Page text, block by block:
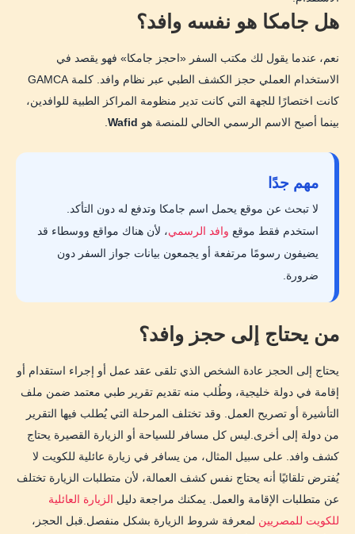
هل جامكا هو نفسه وافد؟
نعم، عندما يقول لك مكتب السفر «احجز جامكا» فهو يقصد في
الاستخدام العملي حجز الكشف الطبي عبر نظام وافد. كلمة GAMCA
كانت اختصارًا للجهة التي كانت تدير منظومة المراكز الطبية للوافدين،
بينما أصبح الاسم الرسمي الحالي للمنصة هو Wafid
مهم جدًا
لا تبحث عن موقع يحمل اسم جامكا وتدفع له دون التأكد.
استخدم فقط موقع وافد الرسمي، لأن هناك مواقع ووسطاء قد
يضيفون رسومًا مرتفعة أو يجمعون بيانات جواز السفر دون
ضرورة.
من يحتاج إلى حجز وافد؟
يحتاج إلى الحجز عادة الشخص الذي تلقى عقد عمل أو إجراء استقدام أو
إقامة في دولة خليجية، وطُلب منه تقديم تقرير طبي معتمد ضمن ملف
التأشيرة أو تصريح العمل. وقد تختلف المرحلة التي يُطلب فيها التقرير
من دولة إلى أخرى.ليس كل مسافر للسياحة أو الزيارة القصيرة يحتاج
كشف وافد. على سبيل المثال، من يسافر في زيارة عائلية للكويت لا
يُفترض تلقائيًا أنه يحتاج نفس كشف العمالة، لأن متطلبات الزيارة تختلف
عن متطلبات الإقامة والعمل. يمكنك مراجعة دليل الزيارة العائلية
للكويت للمصريين لمعرفة شروط الزيارة بشكل منفصل.قبل الحجز،